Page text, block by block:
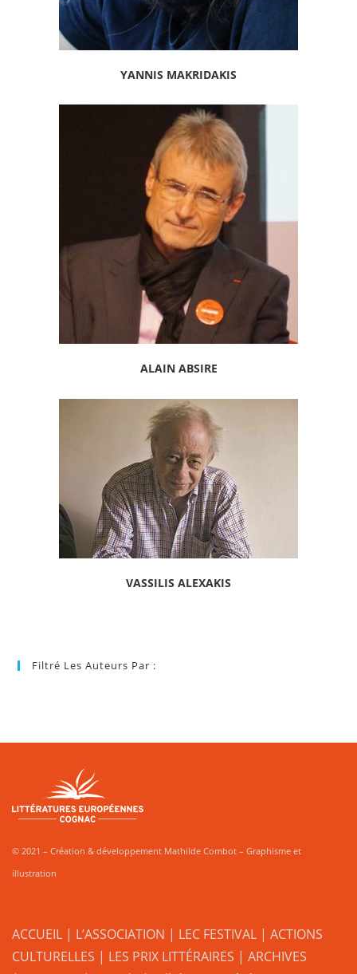
YANNIS MAKRIDAKIS
ALAIN ABSIRE
VASSILIS ALEXAKIS
Filtré Les Auteurs Par :
© 2021 – Création & développement Mathilde Combot – Graphisme et
illustration
ACCUEIL | L’ASSOCIATION | LEC FESTIVAL | ACTIONS
CULTURELLES | LES PRIX LITTÉRAIRES | ARCHIVES